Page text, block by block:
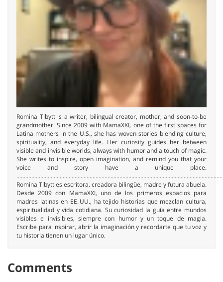
Romina Tibytt is a writer, bilingual creator, mother, and soon-to-be
grandmother. Since 2009 with MamaXXI, one of the first spaces for
Latina mothers in the U.S., she has woven stories blending culture,
spirituality, and everyday life. Her curiosity guides her between
visible and invisible worlds, always with humor and a touch of magic.
She writes to inspire, open imagination, and remind you that your
voice and story have a unique place.
Romina Tibytt es escritora, creadora bilingüe, madre y futura abuela.
Desde 2009 con MamaXXI, uno de los primeros espacios para
madres latinas en EE. UU., ha tejido historias que mezclan cultura,
espiritualidad y vida cotidiana. Su curiosidad la guía entre mundos
visibles e invisibles, siempre con humor y un toque de magia.
Escribe para inspirar, abrir la imaginación y recordarte que tu voz y
tu historia tienen un lugar único.
Comments